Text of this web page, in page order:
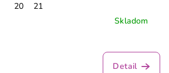
20
21
Skladom
Detail